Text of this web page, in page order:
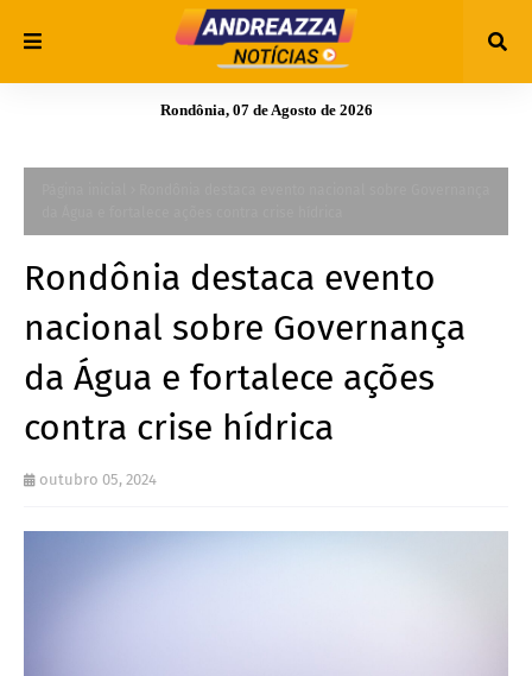
Rondônia, 07 de Agosto de 2026
Rondônia destaca evento
nacional sobre Governança
da Água e fortalece ações
contra crise hídrica
outubro 05, 2024